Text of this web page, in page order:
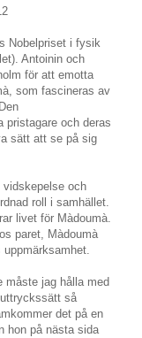
Nobelpriset i fysik
Antoinin och
för att emotta
som fascineras av
pristagare och deras
sätt att se på sig
vidskepelse och
roll i samhället.
livet för Màdoumà.
paret, Màdoumà
måste jag hålla med
så
det på en
hon på nästa sida